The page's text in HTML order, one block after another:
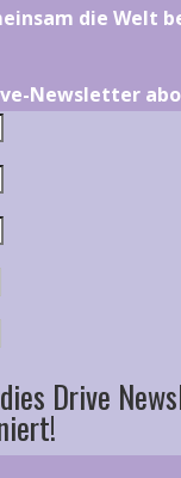
die Welt
Newsletter
Drive